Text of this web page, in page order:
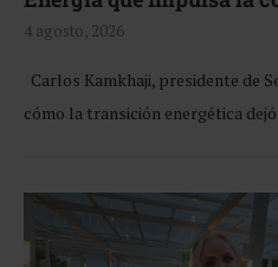
4 agosto, 2026
Carlos Kamkhaji, presidente de
cómo la transición energética